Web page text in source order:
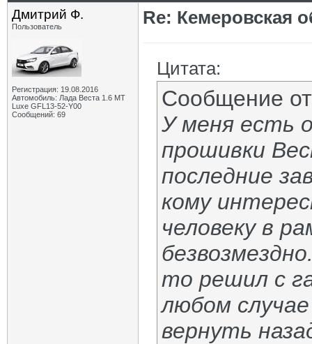
Дмитрий Ф.
Пользователь
Регистрация: 19.08.2016
Автомобиль: Лада Веста 1.6 MT
Luxe GFL13-52-Y00
Сообщений: 69
Re: Кемеровская
Цитата:
Сообщение
У меня есть
прошивки
последние
кому
человеку в
то решил с
любом
вернуть